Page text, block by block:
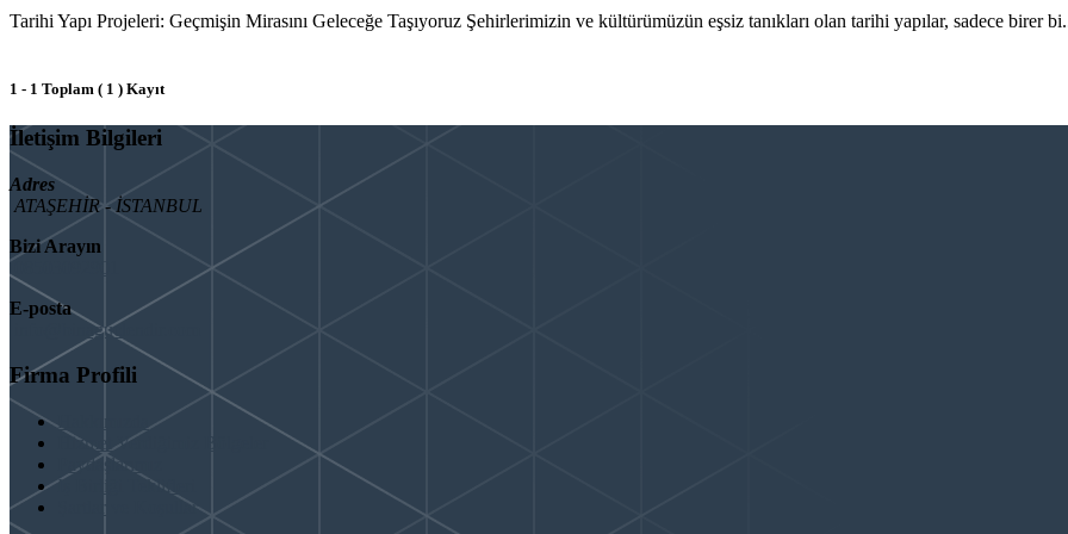
Tarihi Yapı Projeleri: Geçmişin Mirasını Geleceğe Taşıyoruz Şehirlerimizin ve kültürümüzün eşsiz tanıkları olan tarihi yapılar, sadece birer
1 - 1 Toplam ( 1 ) Kayıt
İletişim Bilgileri
Adres
ATAŞEHİR - İSTANBUL
Bizi Arayın
E-posta
info@binaguclendir.com
Firma Profili
Hakkımızda
Hizmet Verdiğimiz Bölgeler
Paydaşlarımız
İş Birliği Teklifleri
Şartlar ve Koşullar